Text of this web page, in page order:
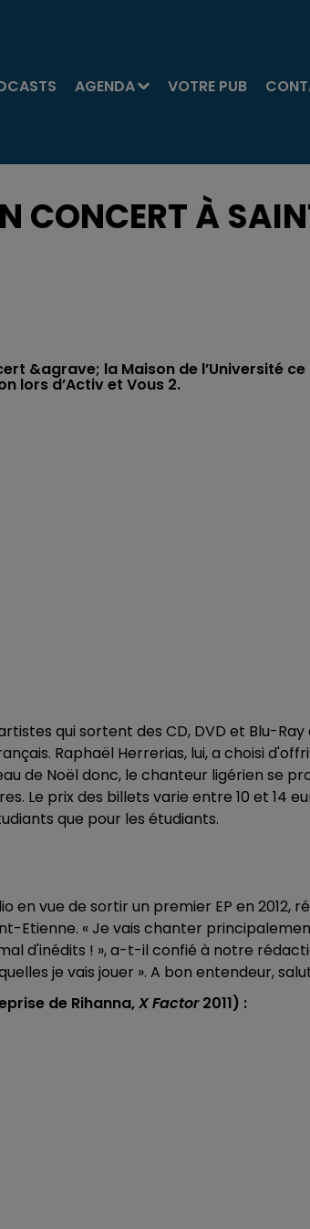
AGENDA VOTRE PUB
CONCERT À
&agrave; la Maison de l’Université
lors d’Activ et Vous 2.
qui sortent des CD, DVD et Blu-Ray
Raphaël Herrerias, lui, a choisi
de Noël donc, le chanteur ligérien se
Le prix des billets varie entre 10 et 14
que pour les étudiants.
en vue de sortir un premier EP en 2012,
Etienne. « Je vais chanter
d'inédits ! », a-t-il confié à notre
je vais jouer ». A bon entendeur,
de Rihanna,X Factor2011) :